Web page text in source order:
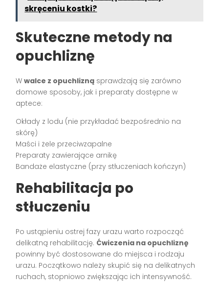
skręceniu kostki?
Skuteczne metody na
opuchliznę
Wwalce z opuchlizną sprawdzają się zarówno
domowe sposoby, jak i preparaty dostępne w
aptece:
Okłady z lodu (nie przykładać bezpośrednio na
skórę)
Maści i żele przeciwzapalne
Preparaty zawierające arnikę
Bandaże elastyczne (przy stłuczeniach kończyn)
Rehabilitacja po
stłuczeniu
Po ustąpieniu ostrej fazy urazu warto rozpocząć
delikatną rehabilitację. Ćwiczenia na opuchliznę
powinny być dostosowane do miejsca i rodzaju
urazu. Początkowo należy skupić się na delikatnych
ruchach, stopniowo zwiększając ich intensywność.